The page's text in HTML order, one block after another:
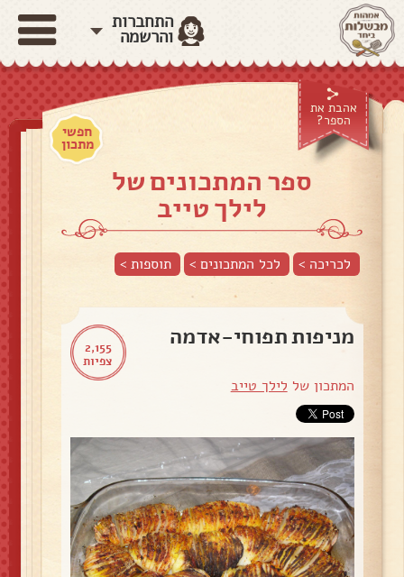
התחברות
והרשמה
אהבת את
הספר?
חפשי
מתכון
ספר המתכונים של
לילך טייב
לכריכה > לכל המתכונים > תוספות>
2,155
צפיות
מניפות תפוחי-אדמה
המתכון של לילך טייב